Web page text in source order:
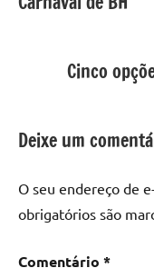
Post
Cinco
Deixe um
O seu endereço de
obrigatórios são
Comentário *